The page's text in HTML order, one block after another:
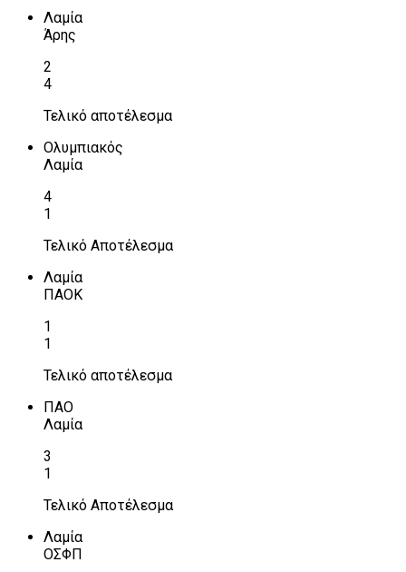
Λαμία
Άρης
2
4
Τελικό αποτέλεσμα
Ολυμπιακός
Λαμία
4
1
Τελικό Αποτέλεσμα
Λαμία
ΠΑΟΚ
1
1
Τελικό αποτέλεσμα
ΠΑΟ
Λαμία
3
1
Τελικό Αποτέλεσμα
Λαμία
ΟΣΦΠ